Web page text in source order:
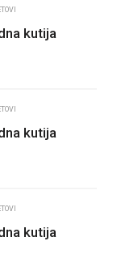
kutija
kutija
kutija